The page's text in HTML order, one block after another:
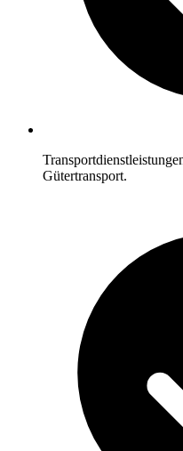
Gütertransport.